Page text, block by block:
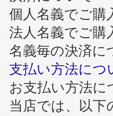
個人名義でご購
法人名義でご購
名義毎の決済に
支払い方法につ
お支払い方法に
当店では、以